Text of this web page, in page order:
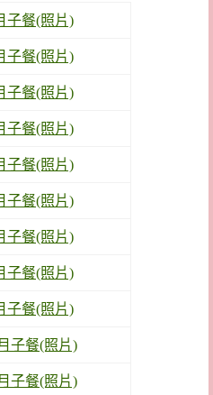
子餐(照片)
子餐(照片)
子餐(照片)
子餐(照片)
子餐(照片)
子餐(照片)
子餐(照片)
子餐(照片)
子餐(照片)
子餐(照片)
子餐(照片)